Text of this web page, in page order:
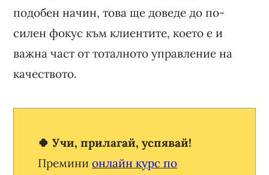
подобен начин, това ще доведе до по-
силен фокус към клиентите, което е и
важна част от тоталното управление на
качеството.
🍀 Учи, прилагай, успявай!
Преминионлайн курс по